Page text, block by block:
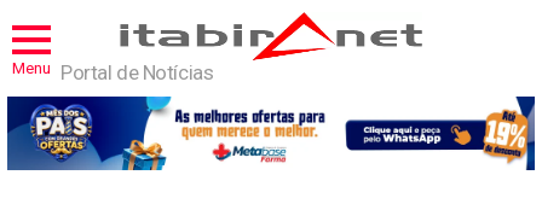
Menu Portal de Notícias